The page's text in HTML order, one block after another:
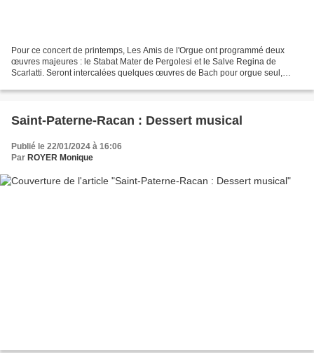
Pour ce concert de printemps, Les Amis de l'Orgue ont programmé deux
œuvres majeures : le Stabat Mater de Pergolesi et le Salve Regina de
Scarlatti. Seront intercalées quelques œuvres de Bach pour orgue seul,
Saint-Paterne-Racan : Dessert musical
Publié le 22/01/2024 à 16:06
Par ROYER Monique